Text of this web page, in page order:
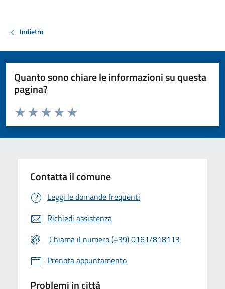
Indietro
Quanto sono chiare le informazioni su questa
pagina?
Valuta da 1 a 5 stelle la pagina
Valuta 5 stelle su 5
Valuta 4 stelle su 5
Valuta 3 stelle su 5
Valuta 2 stelle su 5
Valuta 1 stelle su 5
Contatta il comune
Leggi le domande frequenti
Richiedi assistenza
Chiama il numero (+39) 0161/818113
Prenota appuntamento
Problemi in città